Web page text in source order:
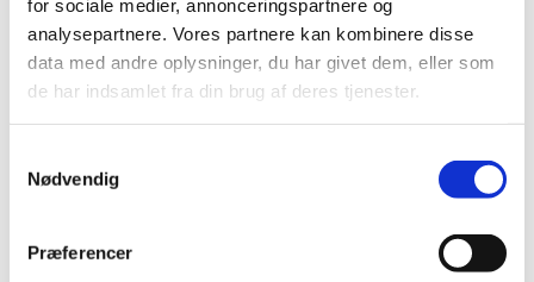
for sociale medier, annonceringspartnere og
analysepartnere. Vores partnere kan kombinere disse
data med andre oplysninger, du har givet dem, eller som
de har indsamlet fra din brug af deres tjenester.
Nødvendig
Præferencer